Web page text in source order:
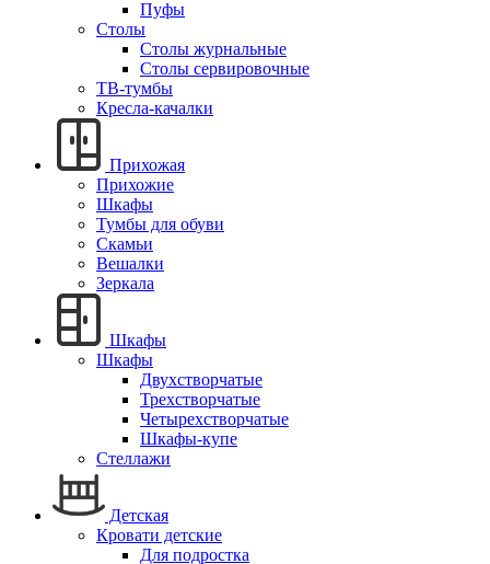
Пуфы
Столы
Столы журнальные
Столы сервировочные
ТВ-тумбы
Кресла-качалки
Прихожая
Прихожие
Шкафы
Тумбы для обуви
Скамьи
Вешалки
Зеркала
Шкафы
Шкафы
Двухстворчатые
Трехстворчатые
Четырехстворчатые
Шкафы-купе
Стеллажи
Детская
Кровати детские
Для подростка